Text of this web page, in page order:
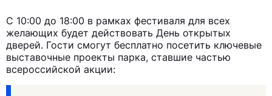
С 10:00 до 18:00 в рамках фестиваля для всех
желающих будет действовать День открытых
дверей. Гости смогут бесплатно посетить ключевые
выставочные проекты парка, ставшие частью
всероссийской акции: